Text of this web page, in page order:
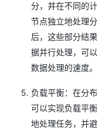
分，并在不同的
节点独立地处理
后，这些部分结
据并行处理，可
数据处理的速度。
负载平衡：在分
可以实现负载平
地处理任务，并